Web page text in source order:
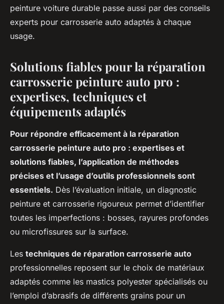
peinture voiture durable passe aussi par des conseils
experts pour carrosserie auto adaptés à chaque
usage.
Solutions fiables pour la réparation
carrosserie peinture auto pro :
expertises, techniques et
équipements adaptés
Pour répondre efficacement à la réparation
carrosserie peinture auto pro : expertises et
solutions fiables, l’application de méthodes
précises et l’usage d’outils professionnels sont
essentiels. Dès l’évaluation initiale, un diagnostic
peinture et carrosserie rigoureux permet d’identifier
toutes les imperfections : bosses, rayures profondes
ou microfissures sur la surface.
Les techniques de réparation carrosserie auto
professionnelles reposent sur le choix de matériaux
adaptés comme les mastics polyester spécialisés ou
l’emploi d’abrasifs de différents grains pour un